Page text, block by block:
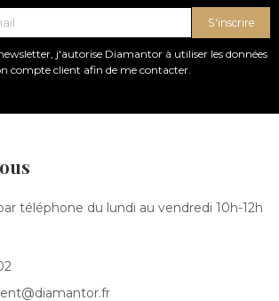
S'inscrire
j'autorise Diamantor à utiliser les données
compte client afin de me contacter.
téléphone du lundi au vendredi 10h-12h